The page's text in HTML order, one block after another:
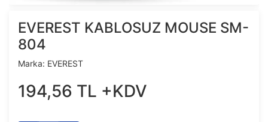
EVEREST KABLOSUZ MOUSE SM-
804
Marka: EVEREST
194,56 TL +KDV